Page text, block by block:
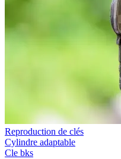
Reproduction de clés
Cylindre adaptable
Cle bks